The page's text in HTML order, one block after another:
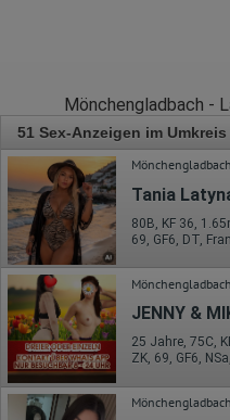
Mönchengladbach -
51 Sex-Anzeigen im
Mönchengladbach
Tania
80B, KF 36,
Mönchengladbach
JENNY &
Mönchengladbach